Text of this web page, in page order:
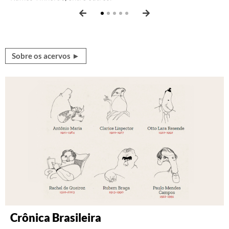
Sobre os acervos ►
Crônica Brasileira
Revista serrote
Discografia Brasileira
Rádio Batuta
Revista ZUM